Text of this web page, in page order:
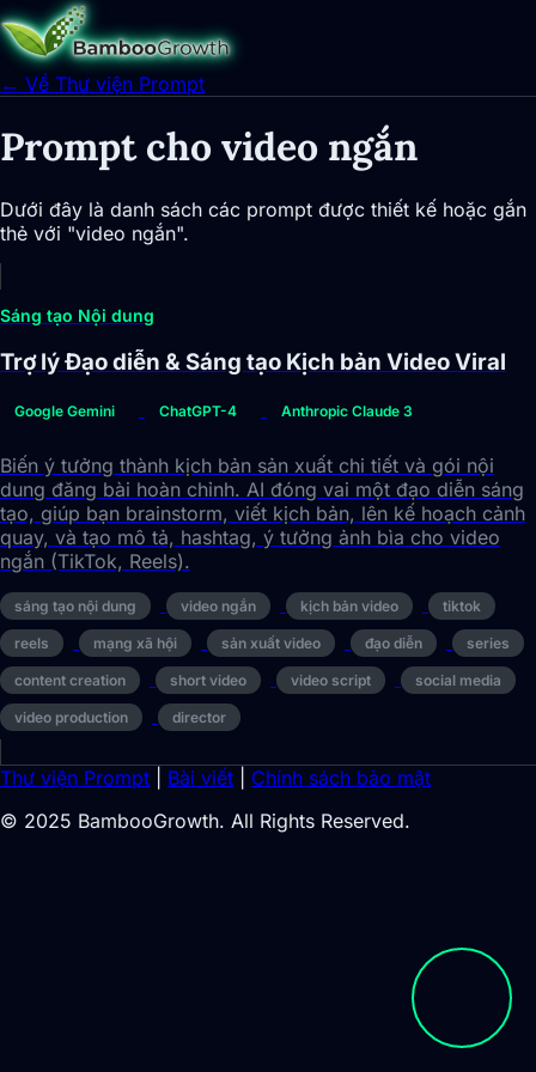
← Về Thư viện Prompt
Prompt cho video ngắn
Dưới đây là danh sách các prompt được thiết kế hoặc gắn
thẻ với "video ngắn".
Sáng tạo Nội dung
Trợ lý Đạo diễn & Sáng tạo Kịch bản Video Viral
Google Gemini ChatGPT-4 Anthropic Claude 3
Biến ý tưởng thành kịch bản sản xuất chi tiết và gói nội
dung đăng bài hoàn chỉnh. AI đóng vai một đạo diễn sáng
tạo, giúp bạn brainstorm, viết kịch bản, lên kế hoạch cảnh
quay, và tạo mô tả, hashtag, ý tưởng ảnh bìa cho video
ngắn (TikTok, Reels).
sáng tạo nội dung video ngắn kịch bản video tiktok
reels mạng xã hội sản xuất video đạo diễn series
content creation short video video script social media
video production director
Thư viện Prompt Bài viết
Chính sách bảo mật
© 2025 BambooGrowth. All Rights Reserved.